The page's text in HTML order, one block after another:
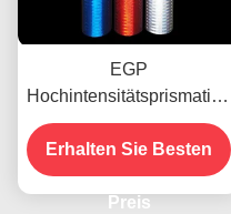
EGP
Hochintensitätsprismatisch
reflektierendes Klebstoff
für Vinylfolien
Erhalten Sie Besten
Preis